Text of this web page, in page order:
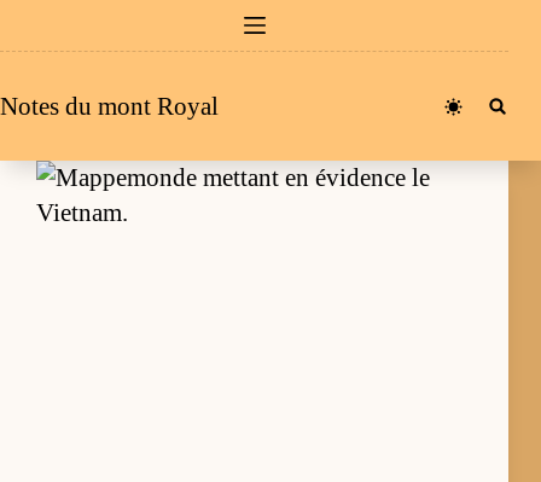
au
Notes du mont Royal